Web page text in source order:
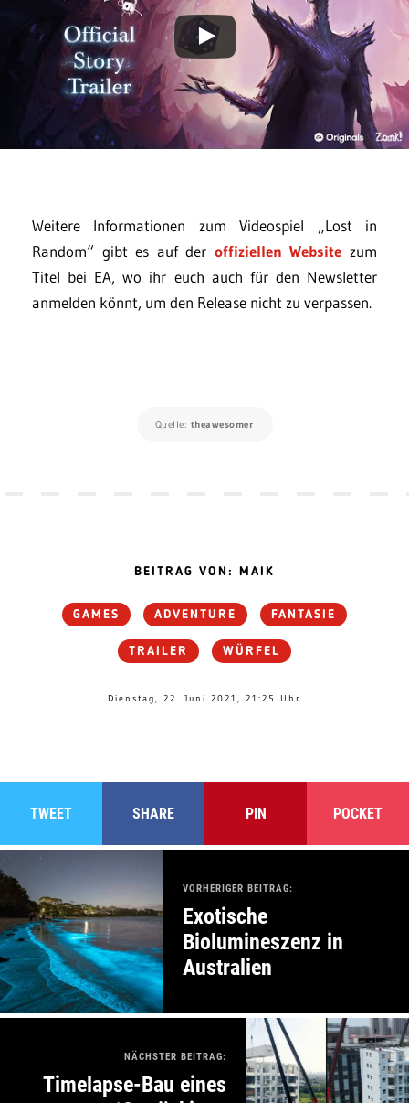
Weitere Informationen zum Videospiel „Lost in
Random“ gibt es auf der offiziellen Website zum
Titel bei EA, wo ihr euch auch für den Newsletter
anmelden könnt, um den Release nicht zu verpassen.
Quelle: theawesomer
BEITRAG VON: MAIK
GAMES ADVENTURE FANTASIE
TRAILER WÜRFEL
Dienstag, 22. Juni 2021, 21:25 Uhr
TWEET SHARE PIN POCKET
VORHERIGER BEITRAG:
Exotische
Biolumineszenz in
Australien
NÄCHSTER BEITRAG:
Timelapse-Bau eines